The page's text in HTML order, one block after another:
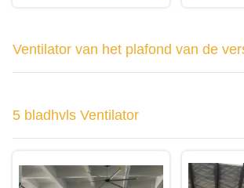
Ventilator van het plafond van de
5 bladhvls Ventilator